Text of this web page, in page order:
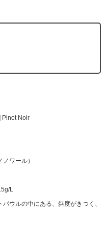
Pinot Noir
ワール）
L
ウルの中にある、斜度がきつく、